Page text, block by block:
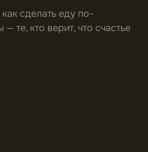
сделать еду по-
те, кто верит, что счастье